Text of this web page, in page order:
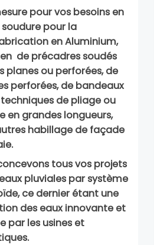
pour vos besoins en
pour la
en Aluminium,
de précadres soudés
planes ou perforées, de
perforées, de bandeaux
de pliage ou
en grandes longueurs,
habillage de façade
tous vos projets
pluviales par système
ce dernier étant une
des eaux innovante et
par les usines et